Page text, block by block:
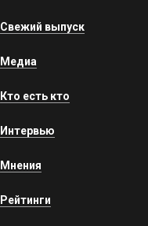
Свежий выпуск
Медиа
Кто есть кто
Интервью
Мнения
Рейтинги